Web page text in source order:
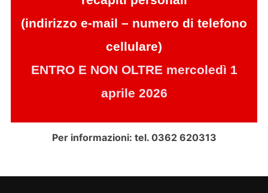
(indirizzo e-mail – numero di telefono
cellulare)
ENTRO E NON OLTRE mercoledì 1
aprile 2026
Per informazioni: tel. 0362 620313